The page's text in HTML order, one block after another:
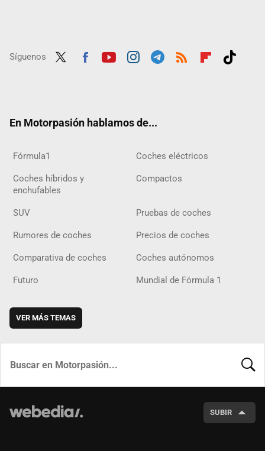
Síguenos
En Motorpasión hablamos de...
Fórmula1 Coches eléctricos
Coches híbridos y
enchufables
Compactos
SUV Pruebas de coches
Rumores de coches Precios de coches
Comparativa de coches Coches autónomos
Futuro Mundial de Fórmula 1
VER MÁS TEMAS
SUBIR